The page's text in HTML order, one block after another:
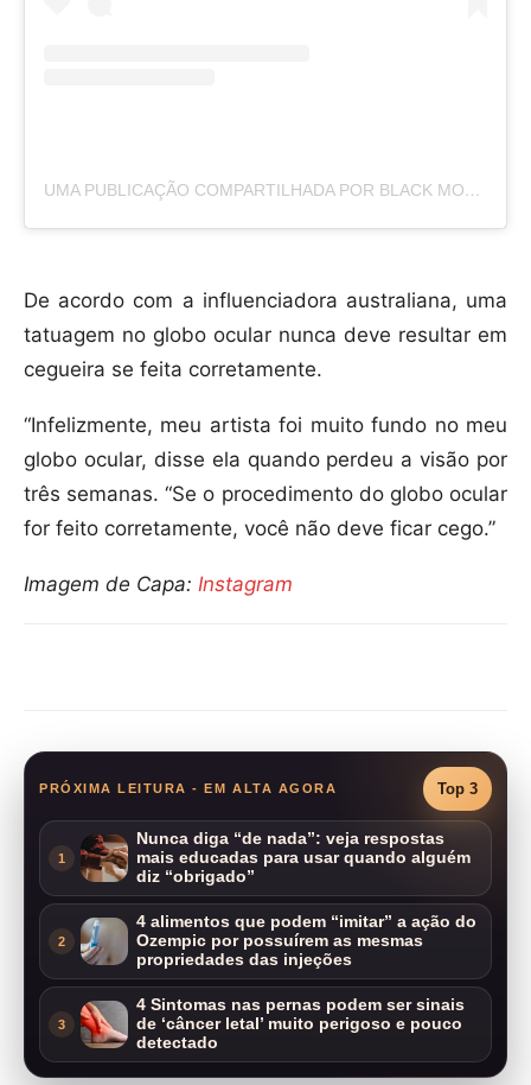
UMA PUBLICAÇÃO COMPARTILHADA POR BLACK MODIFIED FEMALE🇯🇲🇬🇧🏳️‍🌈 (@INKEDUP_BRITISHJAMAICAN)
De acordo com a influenciadora australiana, uma
tatuagem no globo ocular nunca deve resultar em
cegueira se feita corretamente.
“Infelizmente, meu artista foi muito fundo no meu
globo ocular, disse ela quando perdeu a visão por
três semanas. “Se o procedimento do globo ocular
for feito corretamente, você não deve ficar cego.”
Imagem de Capa: Instagram
PRÓXIMA LEITURA - EM ALTA AGORA Top 3
1
Nunca diga “de nada”: veja respostas
mais educadas para usar quando alguém
diz “obrigado”
2
4 alimentos que podem “imitar” a ação do
Ozempic por possuírem as mesmas
propriedades das injeções
3
4 Sintomas nas pernas podem ser sinais
de ‘câncer letal’ muito perigoso e pouco
detectado